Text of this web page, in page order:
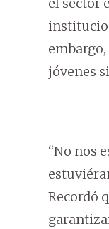
el sector
jóvenes
“No nos
Recordó